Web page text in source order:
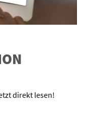
direkt lesen!